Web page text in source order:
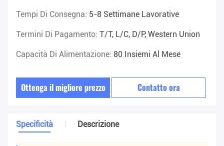
Tempi Di Consegna: 5-8 Settimane Lavorative
Termini Di Pagamento: T/T, L/C, D/P, Western Union
Capacità Di Alimentazione: 80 Insiemi Al Mese
Ottenga il migliore prezzo Contatto ora
Specificità Descrizione